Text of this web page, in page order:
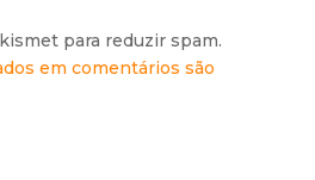
para reduzir spam.
em comentários são